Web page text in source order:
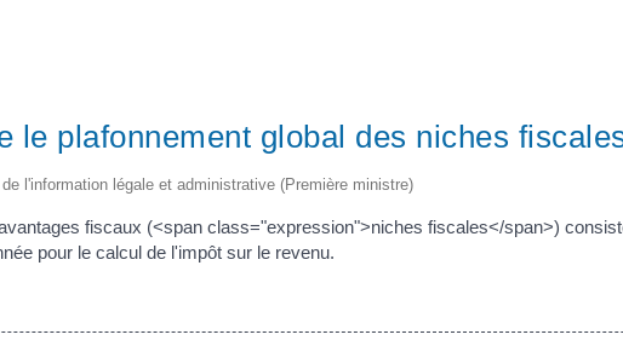
le plafonnement global des niches
l'information légale et administrative (Première ministre)
fiscaux (<span class="expression">niches fiscales</span>)
pour le calcul de l'impôt sur le revenu.